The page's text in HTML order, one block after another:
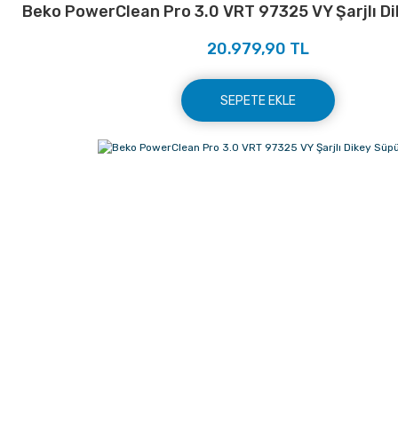
Beko PowerClean Pro 3.0 VRT 97325 VY Şarjlı
20.979,90 TL
SEPETE EKLE